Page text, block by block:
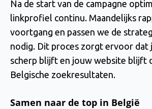
Na de start van de campagne
linkprofiel continu. Maandelijks
voortgang en passen we de
nodig. Dit proces zorgt ervoor dat
scherp blijft en jouw website blijft
Belgische zoekresultaten.
Samen naar de top in België